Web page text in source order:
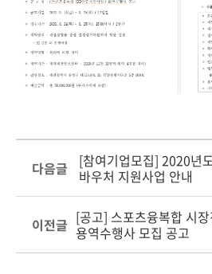
다음글
[참여기업모집] 2020년
바우처 지원사업 안내
이전글 [공고] 스포츠융복합 시
용역수행사 모집 공고